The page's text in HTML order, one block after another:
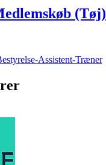
(Tøj)
Assistent-Træner